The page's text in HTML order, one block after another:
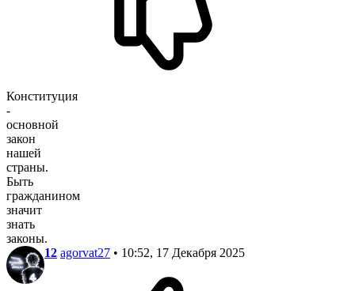
Конституция
-
основной
закон
нашей
страны.
Быть
гражданином
значит
знать
законы.
12 agorvat27 • 10:52, 17 Декабря 2025